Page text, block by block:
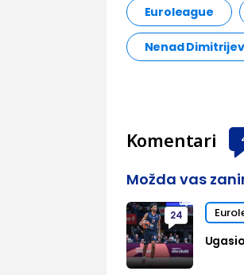
Euroleague
Nenad
Komentari
Možda vas
24